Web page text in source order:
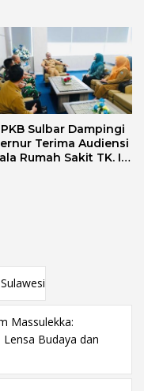
Sulbar Dampingi
Terima Audiensi
Rumah Sakit TK. III
Massulekka:
Budaya dan